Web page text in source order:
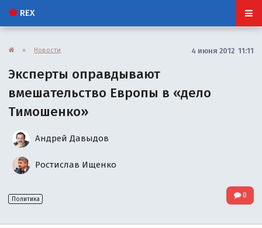
REX
» Новости 4 июня 2012 11:11
Эксперты оправдывают
вмешательство Европы в «дело
Тимошенко»
Андрей Давыдов
Ростислав Ищенко
Политика 0